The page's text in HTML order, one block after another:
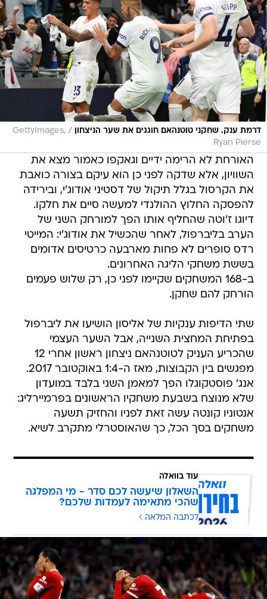
דרמת ענק. שחקני טוטנהאם חוגגים את שער הניצחון /
GettyImages,
Ryan Pierse
האורחת לא הרימה ידיים וגאקפו כאמור מצא את
השוויון, אלא שדקה לפני כן הוא עיקם בצורה כואבת
את הקרסול בגלל תיקול של דסטיני אודוג'י, ובירידה
להפסקה החלוץ ההולנדי למעשה סיים את חלקו.
דיוגו ז'וטה שהחליף אותו הפך למורחק השני של
הערב בליברפול, לאחר שהכשיל את אודוג'י: המייטי
רדס סופרים לא פחות מארבעה כרטיסים אדומים
בששת משחקי הליגה האחרונים.
ב-168 המשחקים שקיימו לפני כן, רק שלוש פעמים
הורחק להם שחקן.
שתי הדיפות ענקיות של אליסון הושיעו את ליברפול
בפתיחת המחצית השנייה, אבל השער העצמי
שהכריע העניק לטוטנהאם ניצחון ראשון אחרי 12
מפגשים בין הקבוצות, מאז ה-1:4 באוקטובר 2017.
אנג' פוסטקוגלו הפך למאמן השני בלבד במועדון
שלא מנוצח בשבעת משחקיו הראשונים בפרמיירליג:
אנטוניו קונטה עשה זאת לפניו והחזיק תשעה
משחקים בסך הכל, כך שהאוסטרלי מתקרב לשיא.
עוד בוואלה
השאלון שיעשה לכם סדר - מי המפלגה
שהכי מתאימה לעמדות שלכם?
לכתבה המלאה